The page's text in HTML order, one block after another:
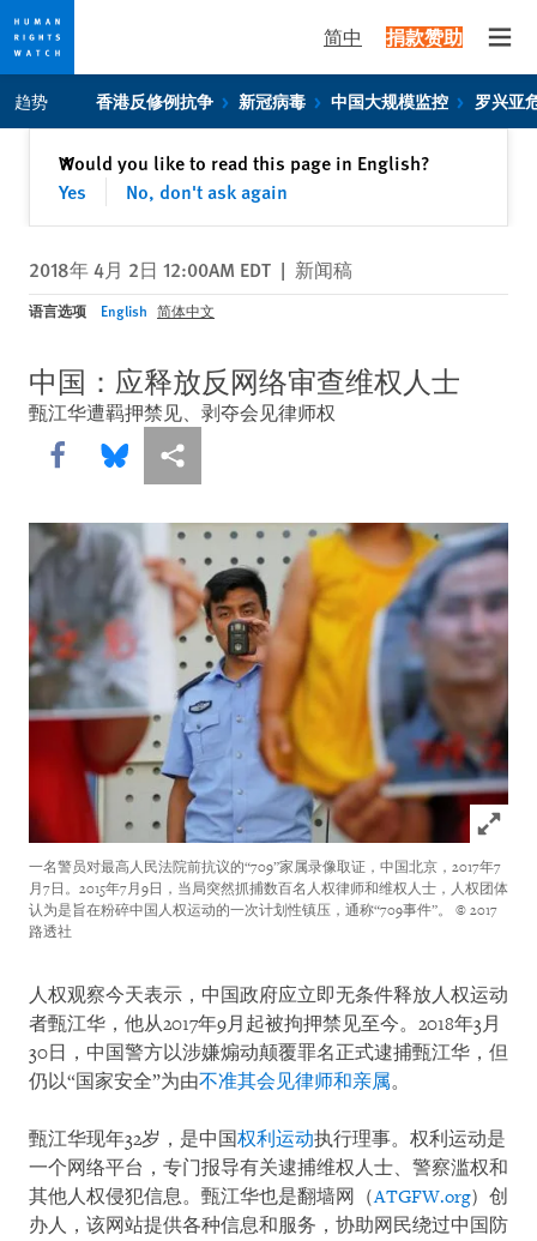
Skip
to
privacy
Skip
to
content
简中 捐款赞助
趋势 香港反修例抗争 新冠病毒 中国大规模监控 罗兴亚
Would you like to read this page in English?
Yes
No, don't ask again
✕关闭
2018年 4月 2日 12:00AM EDT | 新闻稿
语言选项 English 简体中文
中国：应释放反网络审查维权人士
甄江华遭羁押禁见、剥夺会见律师权
Share this via Facebook
Share this via Bluesky
More sharing options
Click to
一名警员对最高人民法院前抗议的“709”家属录像取证，中国北京，2017年7
月7日。2015年7月9日，当局突然抓捕数百名人权律师和维权人士，人权团体
认为是旨在粉碎中国人权运动的一次计划性镇压，通称“709事件”。 © 2017
路透社
人权观察今天表示，中国政府应立即无条件释放人权运动
者甄江华，他从2017年9月起被拘押禁见至今。2018年3月
30日，中国警方以涉嫌煽动颠覆罪名正式逮捕甄江华，但
仍以“国家安全”为由不准其会见律师和亲属。
甄江华现年32岁，是中国权利运动执行理事。权利运动是
一个网络平台，专门报导有关逮捕维权人士、警察滥权和
其他人权侵犯信息。甄江华也是翻墙网（ATGFW.org）创
办人，该网站提供各种信息和服务，协助网民绕过中国防